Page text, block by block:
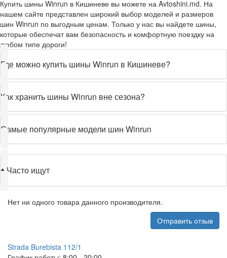
Купить шины Winrun в Кишиневе вы можете на Avtoshini.md. На
нашем сайте представлен широкий выбор моделей и размеров
шин Winrun по выгодным ценам. Только у нас вы найдете шины,
которые обеспечат вам безопасность и комфортную поездку на
любом типе дороги!
Где можно купить шины Winrun в Кишиневе?
Как хранить шины Winrun вне сезона?
Самые популярные модели шин Winrun
♦ Часто ищут
Нет ни одного товара данного производителя.
Отправить отзыв
Strada Burebista 112/1